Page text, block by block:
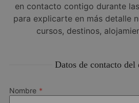
en contacto contigo durante
para explicarte en más detalle
cursos, destinos,
Datos de contacto del
Nombre